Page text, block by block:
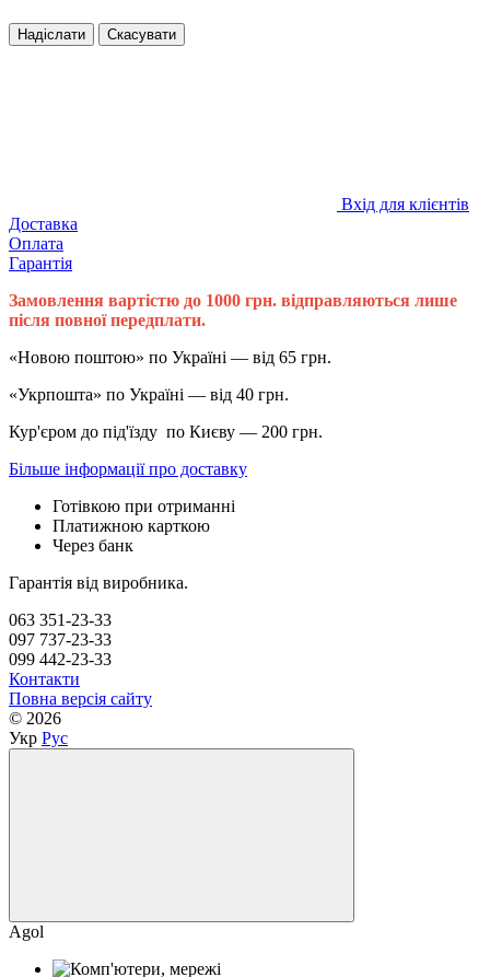
Надіслати Скасувати
Вхід для клієнтів
Доставка
Оплата
Гарантія
Замовлення вартістю до 1000 грн. відправляються лише
після повної передплати.
«Новою поштою» по Україні — від 65 грн.
«Укрпошта» по Україні — від 40 грн.
Кур'єром до під'їзду по Києву — 200 грн.
Більше інформації про доставку
Готівкою при отриманні
Платижною карткою
Через банк
Гарантія від виробника.
063 351-23-33
097 737-23-33
099 442-23-33
Контакти
Повна версія сайту
© 2026
Укр Рус
Agol